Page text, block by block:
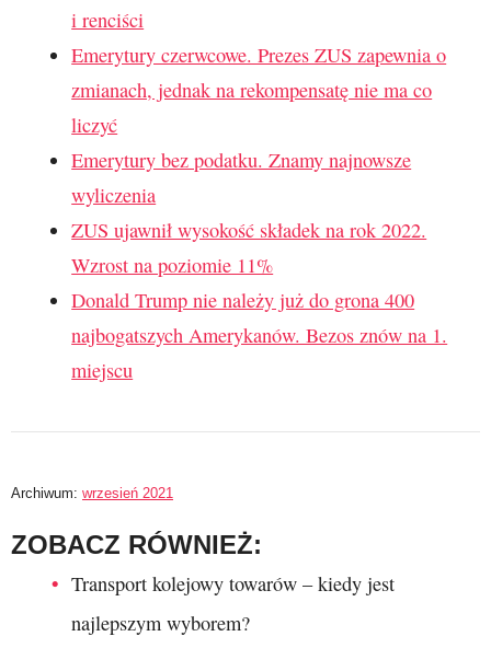
i renciści
Emerytury czerwcowe. Prezes ZUS zapewnia o
zmianach, jednak na rekompensatę nie ma co
liczyć
Emerytury bez podatku. Znamy najnowsze
wyliczenia
ZUS ujawnił wysokość składek na rok 2022.
Wzrost na poziomie 11%
Donald Trump nie należy już do grona 400
najbogatszych Amerykanów. Bezos znów na 1.
miejscu
Archiwum: wrzesień 2021
ZOBACZ RÓWNIEŻ:
Transport kolejowy towarów – kiedy jest
najlepszym wyborem?